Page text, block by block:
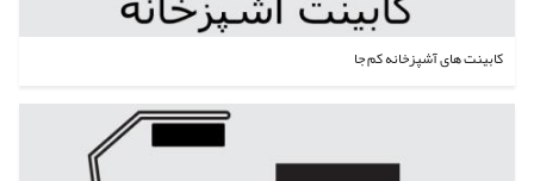
کابینت های آشپزخانه کم جا